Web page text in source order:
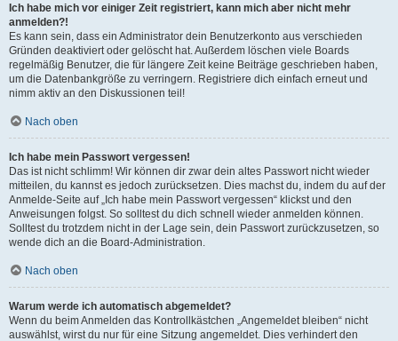
Ich habe mich vor einiger Zeit registriert, kann mich aber nicht mehr
anmelden?!
Es kann sein, dass ein Administrator dein Benutzerkonto aus verschieden
Gründen deaktiviert oder gelöscht hat. Außerdem löschen viele Boards
regelmäßig Benutzer, die für längere Zeit keine Beiträge geschrieben haben,
um die Datenbankgröße zu verringern. Registriere dich einfach erneut und
nimm aktiv an den Diskussionen teil!
Nach oben
Ich habe mein Passwort vergessen!
Das ist nicht schlimm! Wir können dir zwar dein altes Passwort nicht wieder
mitteilen, du kannst es jedoch zurücksetzen. Dies machst du, indem du auf der
Anmelde-Seite auf „Ich habe mein Passwort vergessen“ klickst und den
Anweisungen folgst. So solltest du dich schnell wieder anmelden können.
Solltest du trotzdem nicht in der Lage sein, dein Passwort zurückzusetzen, so
wende dich an die Board-Administration.
Nach oben
Warum werde ich automatisch abgemeldet?
Wenn du beim Anmelden das Kontrollkästchen „Angemeldet bleiben“ nicht
auswählst, wirst du nur für eine Sitzung angemeldet. Dies verhindert den